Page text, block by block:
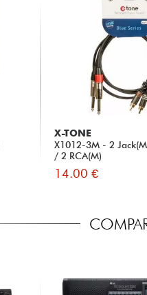
X-TONE
X1012-3M - 2
/ 2 RCA(M)
14.00 €